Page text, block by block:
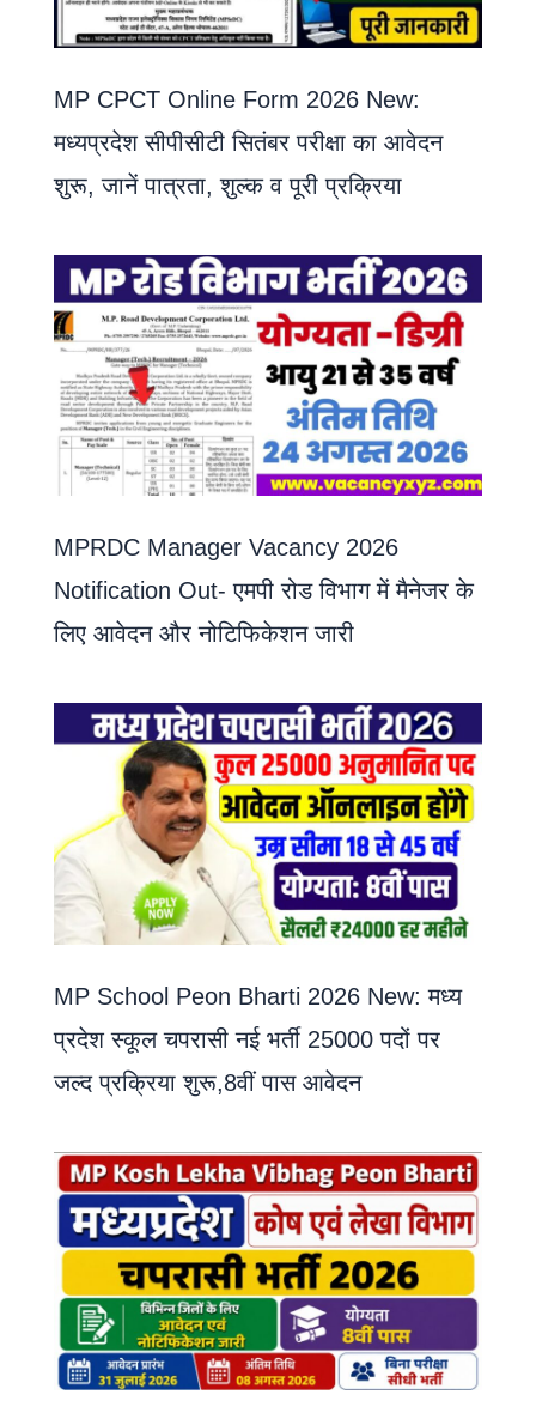
MP CPCT Online Form 2026 New:
मध्यप्रदेश सीपीसीटी सितंबर परीक्षा का आवेदन
शुरू, जानें पात्रता, शुल्क व पूरी प्रक्रिया
MPRDC Manager Vacancy 2026
Notification Out- एमपी रोड विभाग में मैनेजर के
लिए आवेदन और नोटिफिकेशन जारी
MP School Peon Bharti 2026 New: मध्य
प्रदेश स्कूल चपरासी नई भर्ती 25000 पदों पर
जल्द प्रक्रिया शुरू,8वीं पास आवेदन